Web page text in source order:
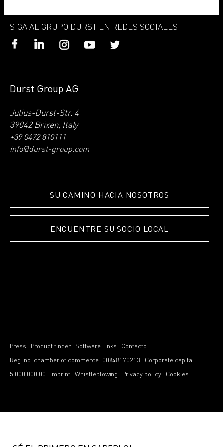
SIGA AL GRUPO DURST EN REDES SOCIALES
Durst Group AG
Julius-Durst-Str. 4
39042 Brixen, Italy
+39 0472 810111
info@durst-group.com
SU CAMINO HACIA NOSOTROS
ENCUENTRE SU SOCIO LOCAL
Press Product finder Software Inks Contacto
Reg. no. chamber of commerce: 00848170213 Corporate capital:
5.000.000,00 Imprint Whistleblowing Privacy policy Cookies